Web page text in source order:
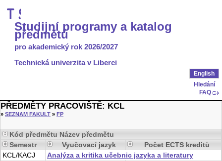
Studijní programy a katalog
předmětů
pro akademický rok 2026/2027
Technická univerzita v Liberci
English
Hledání
FAQ
PŘEDMĚTY PRACOVIŠTĚ: KCL
» SEZNAM FAKULT » FP
Kód předmětu Název předmětu
Semestr
Vyučovací jazyk
Počet ECTS kreditů
KCL/KACJ
Analýza a kritika učebnic jazyka a literatury